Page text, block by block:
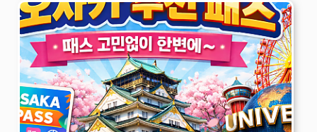
맛이 우메다에서의 식사를 한층 더 품격 있게
만들어 줍니다. 이런 분께 추천합니다 장어를
좋아하는 분 천연 민물장어를 제대로 맛보고 싶은
분께 추천합니다. 우메다 여행자 우메키타 공원,
우메다 쇼핑, 도심 산책과 함께 특별한 식사를
즐기고 싶은 분께 잘 어울립니다. 특별한 한 끼를
찾는 분 가격보다 만족도와 완성도 높은 식사를